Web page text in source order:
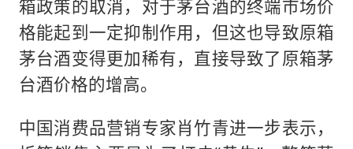
箱政策的取消，对于茅台酒的终端市场价
格能起到一定抑制作用，但这也导致原箱
茅台酒变得更加稀有，直接导致了原箱茅
台酒价格的增高。
中国消费品营销专家肖竹青进一步表示，